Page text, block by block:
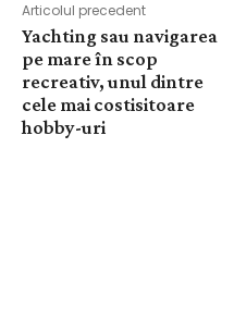
Articolul precedent
Yachting sau navigarea
pe mare în scop
recreativ, unul dintre
cele mai costisitoare
hobby-uri